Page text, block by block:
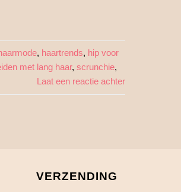
, haartrends, hip voor
met lang haar, scrunchie,
Laat een reactie achter
VERZENDING